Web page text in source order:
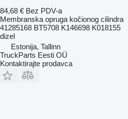
84,68 € Bez PDV-a
Membranska opruga kočionog cilindra
41285168 BT5708 K146698 K018155
dizel
Estonija, Tallinn
TruckParts Eesti OÜ
Kontaktirajte prodavca